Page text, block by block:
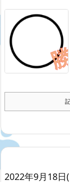
2022年9月18日